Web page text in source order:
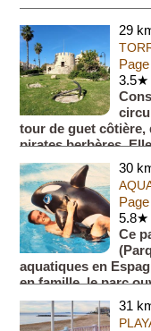
29
tour de guet côtière,
pirates berbères.
e...
30
Ce
aquatiques en
en famille, le parc
d'attr...
31